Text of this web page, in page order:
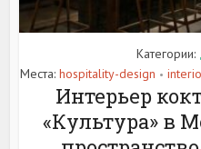
Категории:
Места: hospitality-design •
Интерьер
«Культура» в